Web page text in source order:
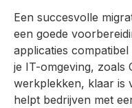
Een succesvolle
een goede
applicaties
je IT-omgeving, zoals
werkplekken, klaar is
helpt bedrijven met